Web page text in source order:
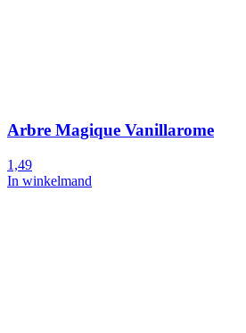
Arbre Magique Vanillarome
1,49
In winkelmand